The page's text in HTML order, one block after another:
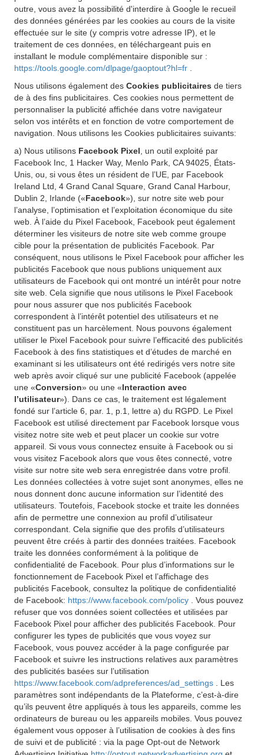
outre, vous avez la possibilité d'interdire à Google le recueil
des données générées par les cookies au cours de la visite
effectuée sur le site (y compris votre adresse IP), et le
traitement de ces données, en téléchargeant puis en
installant le module complémentaire disponible sur :
https://tools.google.com/dlpage/gaoptout?hl=fr
Nous utilisons également des Cookies publicitaires de tiers
de à des fins publicitaires. Ces cookies nous permettent de
personnaliser la publicité affichée dans votre navigateur
selon vos intérêts et en fonction de votre comportement de
navigation. Nous utilisons les Cookies publicitaires suivants:
a) Nous utilisons Facebook Pixel , un outil exploité par
Facebook Inc, 1 Hacker Way, Menlo Park, CA 94025, États-
Unis, ou, si vous êtes un résident de l’UE, par Facebook
Ireland Ltd, 4 Grand Canal Square, Grand Canal Harbour,
Dublin 2, Irlande («Facebook»), sur notre site web pour
l’analyse, l’optimisation et l’exploitation économique du site
web. À l’aide du Pixel Facebook, Facebook peut également
déterminer les visiteurs de notre site web comme groupe
cible pour la présentation de publicités Facebook. Par
conséquent, nous utilisons le Pixel Facebook pour afficher les
publicités Facebook que nous publions uniquement aux
utilisateurs de Facebook qui ont montré un intérêt pour notre
site web. Cela signifie que nous utilisons le Pixel Facebook
pour nous assurer que nos publicités Facebook
correspondent à l’intérêt potentiel des utilisateurs et ne
constituent pas un harcèlement. Nous pouvons également
utiliser le Pixel Facebook pour suivre l’efficacité des publicités
Facebook à des fins statistiques et d’études de marché en
examinant si les utilisateurs ont été redirigés vers notre site
web après avoir cliqué sur une publicité Facebook (appelée
une «Conversion» ou une «Interaction avec
l’utilisateur»). Dans ce cas, le traitement est légalement
fondé sur l’article 6, par. 1, p.1, lettre a) du RGPD. Le Pixel
Facebook est utilisé directement par Facebook lorsque vous
visitez notre site web et peut placer un cookie sur votre
appareil. Si vous vous connectez ensuite à Facebook ou si
vous visitez Facebook alors que vous êtes connecté, votre
visite sur notre site web sera enregistrée dans votre profil.
Les données collectées à votre sujet sont anonymes, elles ne
nous donnent donc aucune information sur l’identité des
utilisateurs. Toutefois, Facebook stocke et traite les données
afin de permettre une connexion au profil d’utilisateur
correspondant. Cela signifie que des profils d’utilisateurs
peuvent être créés à partir des données traitées. Facebook
traite les données conformément à la politique de
confidentialité de Facebook. Pour plus d’informations sur le
fonctionnement de Facebook Pixel et l’affichage des
publicités Facebook, consultez la politique de confidentialité
de Facebook: https://www.facebook.com/policy
. Vous pouvez
refuser que vos données soient collectées et utilisées par
Facebook Pixel pour afficher des publicités Facebook. Pour
configurer les types de publicités que vous voyez sur
Facebook, vous pouvez accéder à la page configurée par
Facebook et suivre les instructions relatives aux paramètres
des publicités basées sur l’utilisation
https://www.facebook.com/adpreferences/ad_settings
. Les
paramètres sont indépendants de la Plateforme, c’est-à-dire
qu’ils peuvent être appliqués à tous les appareils, comme les
ordinateurs de bureau ou les appareils mobiles. Vous pouvez
également vous opposer à l’utilisation de cookies à des fins
de suivi et de publicité : via la page Opt-out de Network